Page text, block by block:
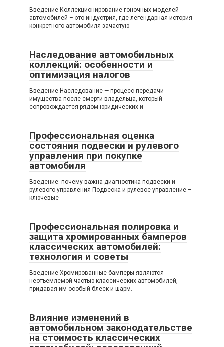
Введение Коллекционирование гоночных моделей
автомобилей – это индустрия, где легендарная история
конкретного автомобиля зачастую
Наследование автомобильных
коллекций: особенности и
оптимизация налогов
Введение Наследование — процесс передачи
имущества после смерти владельца, который
сопровождается рядом юридических и
Профессиональная оценка
состояния подвески и рулевого
управления при покупке
автомобиля
Введение: почему важна диагностика подвески и
рулевого управления Подвеска и рулевое управление –
ключевые
Профессиональная полировка и
защита хромированных бамперов
классических автомобилей:
технология и советы
Введение Хромированные бамперы являются
неотъемлемой частью классических автомобилей,
придавая им особый блеск и шарм.
Влияние изменений в
автомобильном законодательстве
на стоимость классических